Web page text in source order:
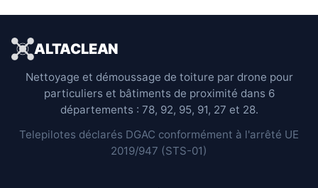
ALTACLEAN
Nettoyage et démoussage de toiture par drone pour
particuliers et bâtiments de proximité dans 6
départements : 78, 92, 95, 91, 27 et 28.
Telepilotes déclarés DGAC conformément à l'arrêté UE
2019/947 (STS-01)